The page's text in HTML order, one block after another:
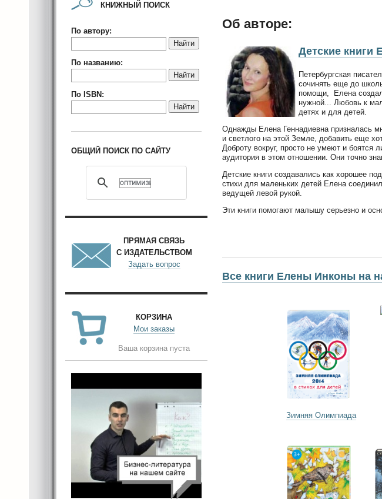
Об авторе:
Детские книги
Петербургская
сочинять еще до
помощи, Елена
нужной... Любовь к
детях и для детей.
Однажды Елена Геннадиевна призналась
и светлого на этой Земле, добавить еще
Доброту вокруг, просто не умеют и боятся
аудитория в этом отношении. Они точно
Детские книги создавались как хорошее
стихи для маленьких детей Елена
ведущей левой рукой.
Эти книги помогают малышу серьезно и
Все книги Елены Инконы на
Зимняя Олимпиада
КНИЖНЫЙ ПОИСК
По автору:
Найти
По названию:
Найти
По ISBN:
Найти
ОБЩИЙ ПОИСК ПО САЙТУ
ПРЯМАЯ СВЯЗЬ
С ИЗДАТЕЛЬСТВОМ
Задать вопрос
КОРЗИНА
Мои заказы
Ваша корзина пуста